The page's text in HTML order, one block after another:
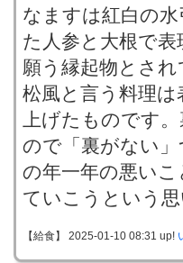
なますは紅白の
た人参と大根で
願う縁起物とさ
松風と言う料理
上げたものです
ので「裏がない
の年一年の悪い
ていこうという
【給食】 2025-01-10 08:31 up!